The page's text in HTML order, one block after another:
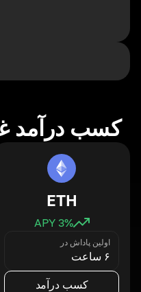
کسب درآمد
ETH
3% APY
اولین پاداش در
۶ ساعت
کسب درآمد